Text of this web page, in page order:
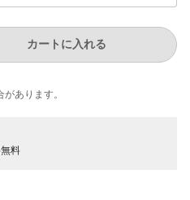
カートに入れる
あります。
料